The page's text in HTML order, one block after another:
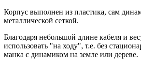
Корпус выполнен из пластика, сам
металлической сеткой.
Благодаря небольшой длине кабеля и
использовать "на ходу", т.е. без
манка с динамиком на земле или дереве.